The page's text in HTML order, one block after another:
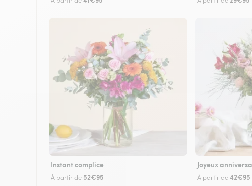
Instant complice
À partir de 52€95
Joyeux
À partir de42€95